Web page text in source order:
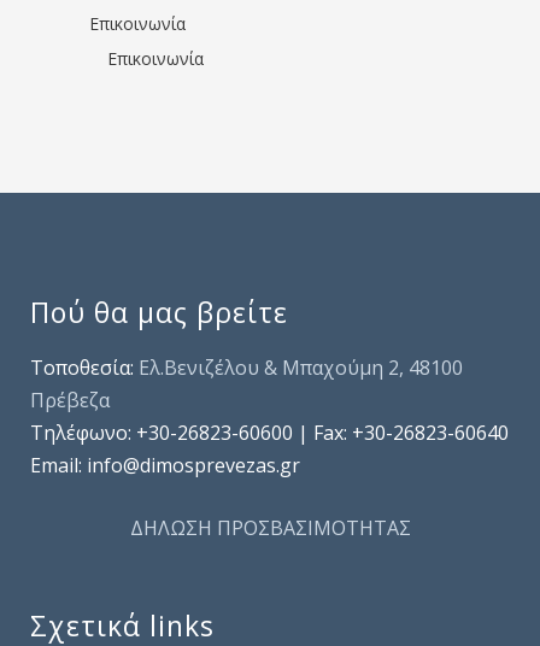
Επικοινωνία
Επικοινωνία
Πού θα μας βρείτε
Τοποθεσία: Ελ.Βενιζέλου & Μπαχούμη 2, 48100
Πρέβεζα
Τηλέφωνo: +30-26823-60600 | Fax: +30-26823-60640
Email: info@dimosprevezas.gr
ΔΗΛΩΣΗ ΠΡΟΣΒΑΣΙΜΟΤΗΤΑΣ
Σχετικά links